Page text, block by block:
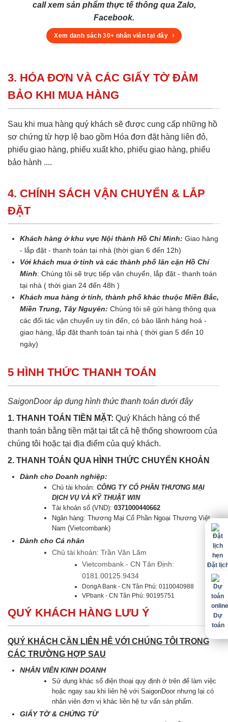
call xem sản phẩm thực tế thông qua Zalo,
Facebook.
Xem danh sách 30+ nhân viên tại đây
3. HÓA ĐƠN VÀ CÁC GIẤY TỜ ĐẢM
BẢO KHI MUA HÀNG
Sau khi mua hàng quý khách sẽ được cung cấp những hồ
sơ chứng từ hợp lệ bao gồm Hóa đơn đặt hàng liên đỏ,
phiếu giao hàng, phiếu xuất kho, phiếu giao hàng, phiếu
bảo hành ....
4. CHÍNH SÁCH VẬN CHUYỂN & LẮP
ĐẶT
Khách hàng ở khu vực Nội thành Hồ Chí Minh: Giao hàng
- lắp đặt - thanh toán tại nhà (thời gian 6 đến 12h)
Với khách mua ở tỉnh và các thành phố lân cận Hồ Chí
Minh: Chúng tôi sẽ trực tiếp vận chuyển, lắp đặt - thanh toán
tại nhà ( thời gian 24 đến 48h )
Khách mua hàng ở tỉnh, thành phố khác thuộc Miền Bắc,
Miền Trung, Tây Nguyên: Chúng tôi sẽ gửi hàng thông qua
các đối tác vận chuyển uy tín đến, có bảo lãnh hàng hoá -
giao hàng, lắp đặt thanh toán tại nhà ( thời gian 5 đến 10
ngày)
5 HÌNH THỨC THANH TOÁN
SaigonDoor áp dụng hình thức thanh toán dưới đây
1. THANH TOÁN TIỀN MẶT: Quý Khách hàng có thể
thanh toán bằng tiền mặt tại tất cả hệ thống showroom của
chúng tôi hoặc tại địa điểm của quý khách.
2. THANH TOÁN QUA HÌNH THỨC CHUYỂN KHOẢN
Dành cho Doanh nghiệp:
Chủ tài khoản:CÔNG TY CỔ PHẦN THƯƠNG MẠI
DỊCH VỤ VÀ KỸ THUẬT WIN
Tài khoản số (VND):0371000440662
Ngân hàng: Thương Mại Cổ Phần Ngoại Thương Việt
Nam (Vietcombank)
Dành cho Cá nhân
Chủ tài khoản: Trần Văn Lãm
Vietcombank - CN Tân Định:
0181.00125.9434
DongA Bank - CN Tân Phú: 0110040988
VPbank - CN Tân Phú: 90195751
QUÝ KHÁCH HÀNG LƯU Ý
QUÝ KHÁCH CẦN LIÊN HỆ VỚI CHÚNG TÔI TRONG
CÁC TRƯỜNG HỢP SAU
NHÂN VIÊN KINH DOANH
Sử dụng khác số điện thoại quy định ở trên để làm việc
hoặc ngay sau khi liên hệ với SaigonDoor nhưng lại có
nhân viên đơn vị khác liên hệ tư vấn sản phẩm.
GIẤY TỜ & CHỨNG TỪ
Đặt
Dự
toán